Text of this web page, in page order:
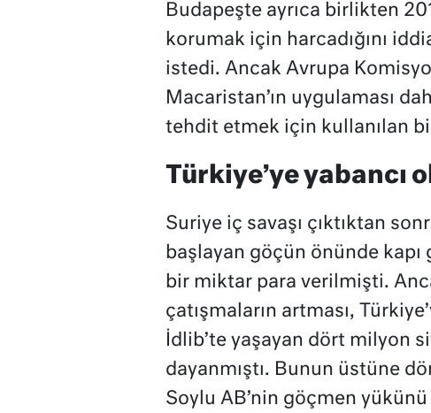
Budapeşte ayrıca birlikten
korumak için harcadığını
istedi. Ancak Avrupa
Macaristan’ın uygulaması
tehdit etmek için kullanılan
Türkiye’ye yabancı
Suriye iç savaşı çıktıktan
başlayan göçün önünde
bir miktar para verilmişti.
çatışmaların artması,
İdlib’te yaşayan dört milyon
dayanmıştı. Bunun üstüne
Soylu AB’nin göçmen